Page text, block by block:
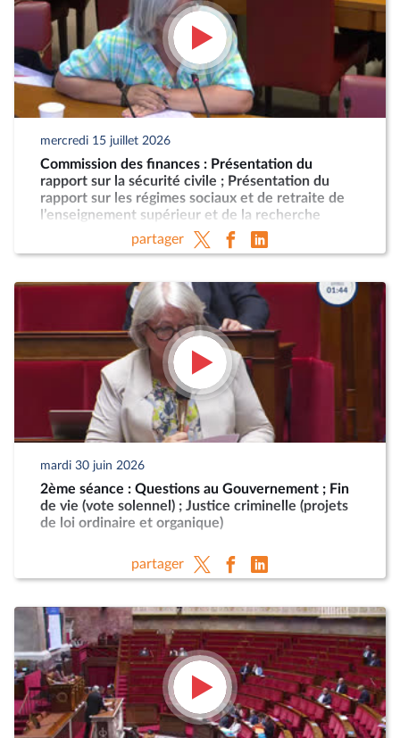
mercredi 15 juillet 2026
Commission des finances : Présentation du
rapport sur la sécurité civile ; Présentation du
rapport sur les régimes sociaux et de retraite de
l’enseignement supérieur et de la recherche
partager
mardi 30 juin 2026
2ème séance : Questions au Gouvernement ; Fin
de vie (vote solennel) ; Justice criminelle (projets
de loi ordinaire et organique)
partager